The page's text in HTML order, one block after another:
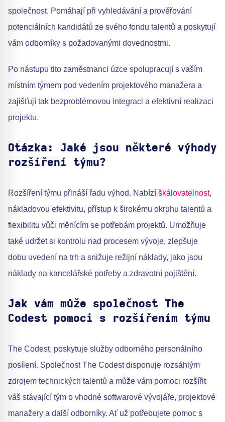
společnost. Pomáhají při vyhledávání a prověřování
potenciálních kandidátů ze svého fondu talentů a poskytují
vám odborníky s požadovanými dovednostmi.
Po nástupu tito zaměstnanci úzce spolupracují s vaším
místním týmem pod vedením projektového manažera a
zajišťují tak bezproblémovou integraci a efektivní realizaci
projektu.
Otázka: Jaké jsou některé výhody
rozšíření týmu?
Rozšíření týmu přináší řadu výhod. Nabízí škálovatelnost,
nákladovou efektivitu, přístup k širokému okruhu talentů a
flexibilitu vůči měnícím se potřebám projektů. Umožňuje
také udržet si kontrolu nad procesem vývoje, zlepšuje
dobu uvedení na trh a snižuje režijní náklady, jako jsou
náklady na kancelářské potřeby a zdravotní pojištění.
Jak vám může společnost The
Codest pomoci s rozšířením týmu
The Codest, poskytuje služby odborného personálního
posílení. Společnost The Codest disponuje rozsáhlým
zdrojem technických talentů a může vám pomoci rozšířit
váš stávající tým o vhodné softwarové vývojáře, projektové
manažery a další odborníky. Ať už potřebujete pomoc s